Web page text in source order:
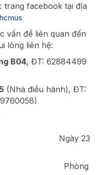
trang facebook tại địa
vấn đề liên quan đến
lòng liên hệ:
B04, ĐT: 62884499
(Nhà điều hành), ĐT:
23